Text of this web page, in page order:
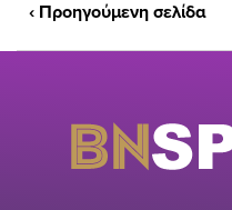
‹ Προηγούμενη σελίδα